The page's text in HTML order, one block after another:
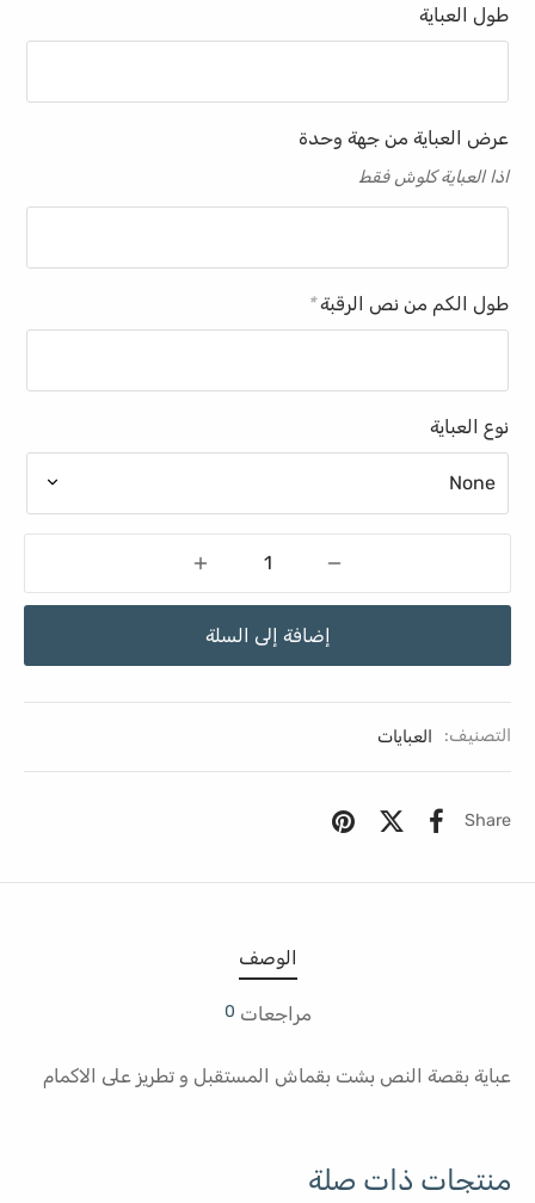
طول العباية
عرض العباية من جهة وحدة
اذا العباية كلوش فقط
طول الكم من نص الرقبة*
نوع العباية
إضافة إلى السلة
التصنيف: العبايات
Share
الوصف
مراجعات 0
عباية بقصة النص بشت بقماش المستقبل و تطريز على الاكمام
منتجات ذات صلة